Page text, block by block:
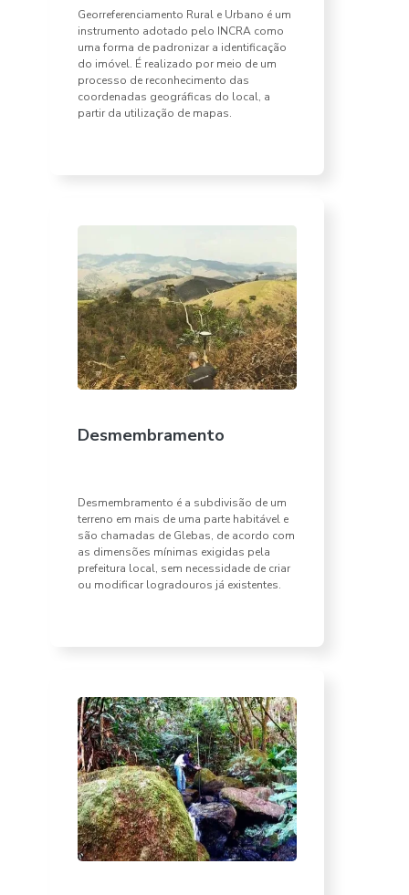
Georreferenciamento Rural e Urbano é um
instrumento adotado pelo INCRA como
uma forma de padronizar a identificação
do imóvel. É realizado por meio de um
processo de reconhecimento das
coordenadas geográficas do local, a
partir da utilização de mapas.
Desmembramento
Desmembramento é a subdivisão de um
terreno em mais de uma parte habitável e
são chamadas de Glebas, de acordo com
as dimensões mínimas exigidas pela
prefeitura local, sem necessidade de criar
ou modificar logradouros já existentes.